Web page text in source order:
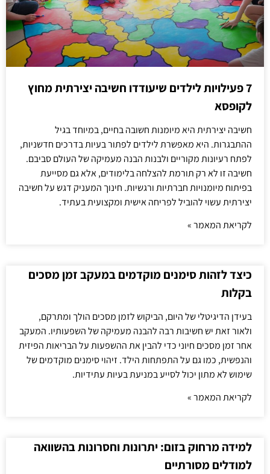
7 פעילויות לילדים שיעודדו חשיבה יצירתית מחוץ
לקופסא
חשיבה יצירתית היא מיומנות חשובה בחיים, במיוחד בגיל
ההתבגרות. היא מאפשרת לילדים לפתור בעיות בדרכים חדשניות,
לפתח רעיונות מקוריים ולבנות הבנה מעמיקה של העולם סביבם.
חשיבה זו לא רק תורמת להצלחה בלימודים, אלא גם מסייעת
בפיתוח מיומנויות חברתיות ורגשיות. חינוך המעניק דגש על חשיבה
יצירתית עשוי להוביל לפריחה אישית ומקצועית בעתיד.
לקריאת המאמר »
כיצד לזהות סימנים מוקדמים במעקב זמן מסכים
בקלות
בעידן הדיגיטלי של היום, הביקוש לזמן מסכים הולך ומתרקם,
ולאור זאת יש חשיבות רבה להבנה מעמיקה של השפעותיו. המעקב
אחר זמן מסכים חיוני כדי להבין את ההשפעות על הבריאות הפיזית
והנפשית, כמו גם על התפתחות הילד. זיהוי סימנים מוקדמים של
שימוש לא מתון יכול לסייע במניעת בעיות עתידיות.
לקריאת המאמר »
למידה מרחוק בזום: יתרונות וחסרונות בהשוואה
למודלים מסורתיים